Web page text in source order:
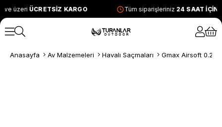
ve üzeri ÜCRETSİZ KARGO Tüm siparişleriniz 24 SAAT
Anasayfa Av Malzemeleri Havalı Saçmaları Gmax Airsoft